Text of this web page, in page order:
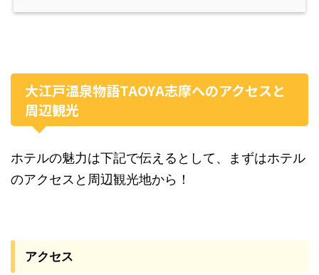
大江戸温泉物語TAOYA志摩へのアクセスと
周辺観光
ホテルの魅力は下記で伝えるとして、まずはホテル
のアクセスと周辺観光地から！
アクセス